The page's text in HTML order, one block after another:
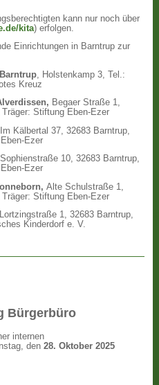
kann nur noch über
kita) erfolgen.
Einrichtungen in Barntrup zur
, Holstenkamp 3, Tel.:
Kreuz
Begaer Straße 1,
Stiftung Eben-Ezer
Im Kälbertal 37, 32683 Barntrup,
Ezer
Sophienstraße 10, 32683 Barntrup,
Ezer
Alte Schulstraße 1,
Stiftung Eben-Ezer
Lortzingstraße 1, 32683 Barntrup,
Kinderdorf e. V.
Bürgerbüro
internen
den28. Oktober 2025